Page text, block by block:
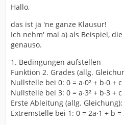
Hallo,
das ist ja 'ne ganze Klausur!
Ich nehm' mal a) als Beispiel,
genauso.
1. Bedingungen aufstellen
Funktion 2. Grades (allg.
Nullstelle bei 0: 0 = a∙0² + b∙0 + c
Nullstelle bei 3: 0 = a∙3² + b∙3 +
Erste Ableitung (allg. Gleichung):
Extremstelle bei 1: 0 = 2a∙1 + b =